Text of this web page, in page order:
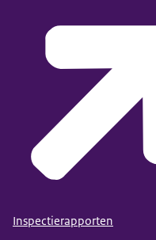
Inspectierapporten